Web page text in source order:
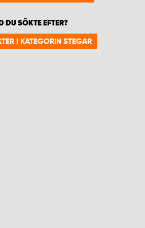
DU SÖKTE EFTER?
I KATEGORIN STEGAR